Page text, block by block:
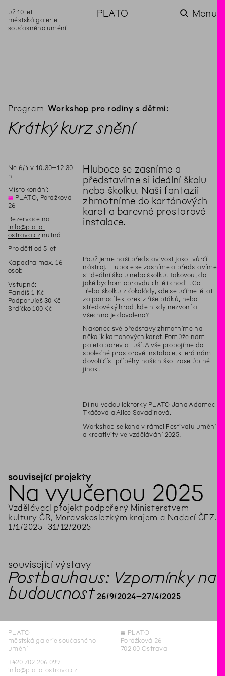
už 10 let
městská galerie
současného umění
PLATO Menu
Program Workshop pro rodiny s dětmi:
Krátký kurz snění
Ne 6/4 v 10.30–12.30
h
Místo konání:
◊ PLATO, Porážková
26
Rezervace na
info@plato-
ostrava.cznutná
Pro děti od 5 let
Kapacita max. 16
osob
Vstupné:
Fandíš 1 Kč
Podporuješ 30 Kč
Srdíčko 100 Kč
Hluboce se zasníme a
představíme si ideální školu
nebo školku. Naši fantazii
zhmotníme do kartónových
karet a barevné prostorové
instalace.
Použijeme naši představivost jako tvůrčí
nástroj. Hluboce se zasníme a představíme
si ideální školu nebo školku. Takovou, do
jaké bychom opravdu chtěli chodit. Co
třeba školku z čokolády, kde se učíme létat
za pomocí lektorek z říše ptáků, nebo
středověký hrad, kde nikdy nezvoní a
všechno je dovoleno?
Nakonec své představy zhmotníme na
několik kartonových karet. Pomůže nám
paleta barev a tuší. A vše propojíme do
společné prostorové instalace, která nám
dovolí číst příběhy našich škol zase úplně
jinak.
Dílnu vedou lektorky PLATO Jana Adamec
Tkáčová a Alice Sovadinová.
Workshop se koná v rámci Festivalu umění
a kreativity ve vzdělávání 2025.
související projekty
Na vyučenou 2025
Vzdělávací projekt podpořený Ministerstvem
kultury ČR, Moravskoslezkým krajem a Nadací ČEZ.
1 /1 /2025–31 /12/2025
související výstavy
Postbauhaus: Vzpomínky na
budoucnost 26/9/2024–27/4/2025
PLATO
městská galerie současného
umění
+420 702 206 099
info@plato-ostrava.cz
◊ PLATO
Porážková 26
702 00 Ostrava